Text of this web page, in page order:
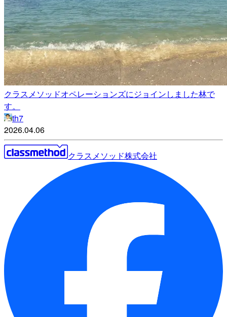
クラスメソッドオペレーションズにジョインしました林で
す。
th7
2026.04.06
クラスメソッド株式会社